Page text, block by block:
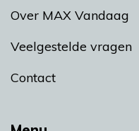
Over MAX Vandaag
Veelgestelde vragen
Contact